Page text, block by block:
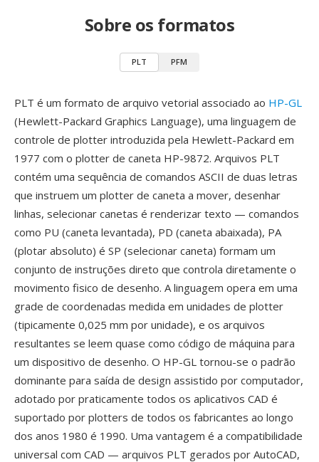
Sobre os formatos
PLT PFM
PLT é um formato de arquivo vetorial associado ao HP-GL
(Hewlett-Packard Graphics Language), uma linguagem de
controle de plotter introduzida pela Hewlett-Packard em
1977 com o plotter de caneta HP-9872. Arquivos PLT
contém uma sequência de comandos ASCII de duas letras
que instruem um plotter de caneta a mover, desenhar
linhas, selecionar canetas é renderizar texto — comandos
como PU (caneta levantada), PD (caneta abaixada), PA
(plotar absoluto) é SP (selecionar caneta) formam um
conjunto de instruções direto que controla diretamente o
movimento fisico de desenho. A linguagem opera em uma
grade de coordenadas medida em unidades de plotter
(tipicamente 0,025 mm por unidade), e os arquivos
resultantes se leem quase como código de máquina para
um dispositivo de desenho. O HP-GL tornou-se o padrão
dominante para saída de design assistido por computador,
adotado por praticamente todos os aplicativos CAD é
suportado por plotters de todos os fabricantes ao longo
dos anos 1980 é 1990. Uma vantagem é a compatibilidade
universal com CAD — arquivos PLT gerados por AutoCAD,